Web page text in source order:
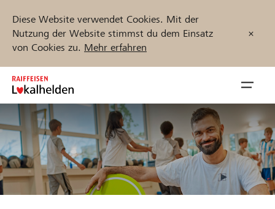
Diese Website verwendet Cookies. Mit der
Nutzung der Website stimmst du dem Einsatz
von Cookies zu. Mehr erfahren
Zum
Inhalt
springen
öffnen
Projekte und Organisationen finden
Jetzt starten